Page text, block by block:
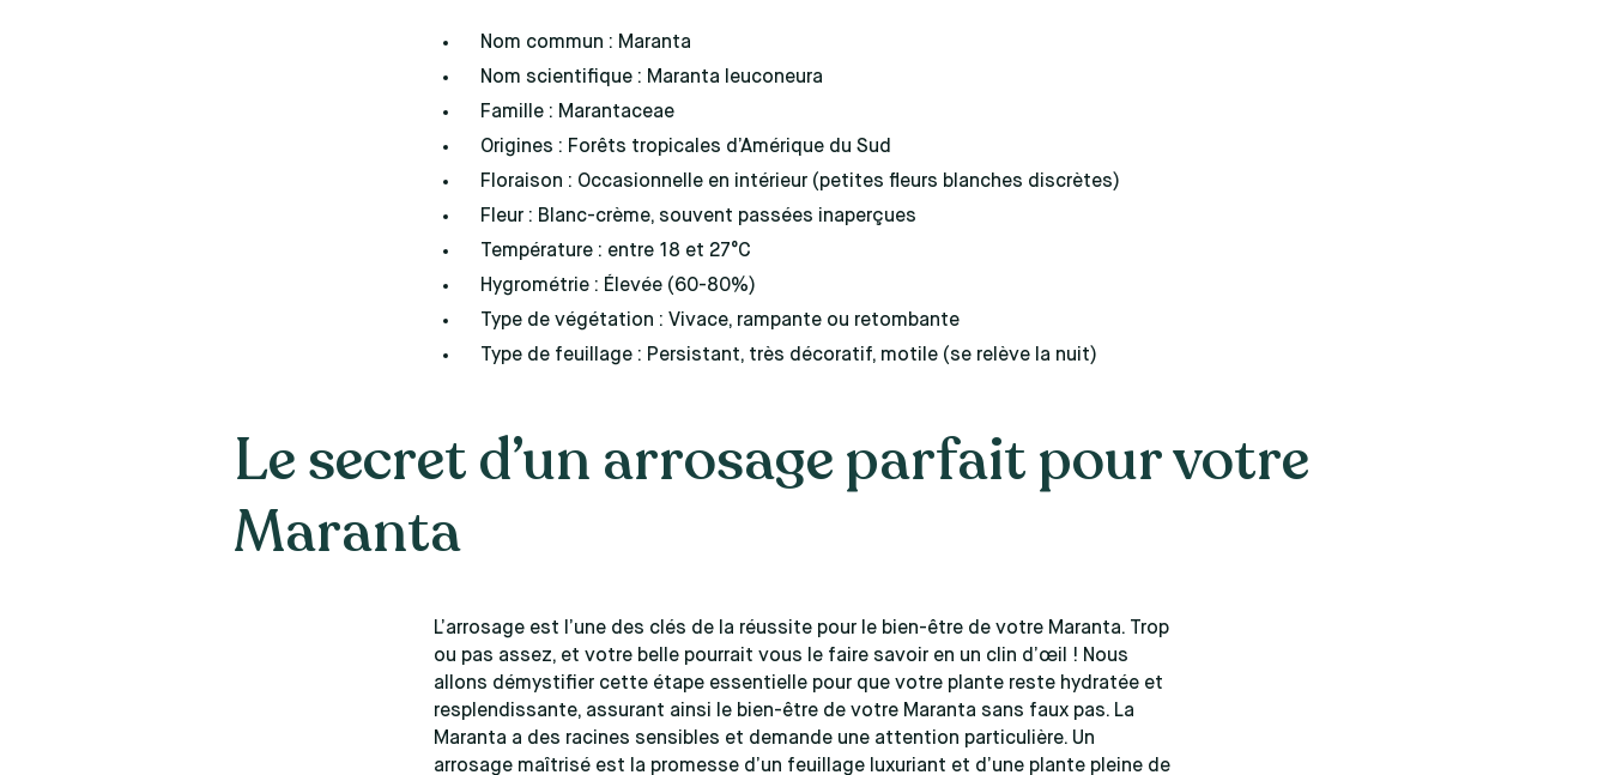
Nom commun : Maranta
Nom scientifique : Maranta leuconeura
Famille : Marantaceae
Origines : Forêts tropicales d’Amérique du Sud
Floraison : Occasionnelle en intérieur (petites fleurs blanches discrètes)
Fleur : Blanc-crème, souvent passées inaperçues
Température : entre 18 et 27°C
Hygrométrie : Élevée (60-80%)
Type de végétation : Vivace, rampante ou retombante
Type de feuillage : Persistant, très décoratif, motile (se relève la nuit)
Le secret d’un arrosage parfait pour votre
Maranta
L’arrosage est l’une des clés de la réussite pour le bien-être de votre Maranta. Trop
ou pas assez, et votre belle pourrait vous le faire savoir en un clin d’œil ! Nous
allons démystifier cette étape essentielle pour que votre plante reste hydratée et
resplendissante, assurant ainsi le bien-être de votre Maranta sans faux pas. La
Maranta a des racines sensibles et demande une attention particulière. Un
arrosage maîtrisé est la promesse d’un feuillage luxuriant et d’une plante pleine de